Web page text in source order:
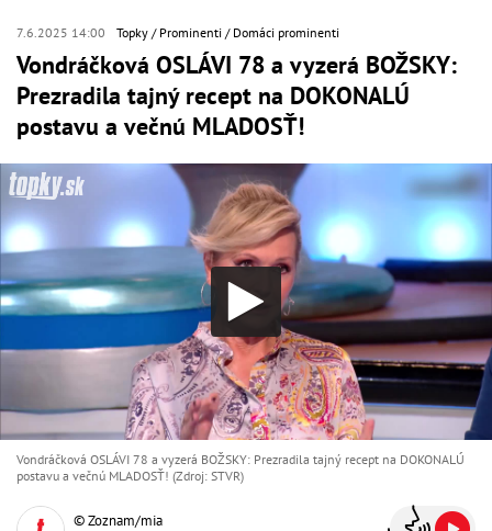
7.6.2025 14:00 Topky Prominenti Domáci prominenti
Vondráčková OSLÁVI 78 a vyzerá BOŽSKY:
Prezradila tajný recept na DOKONALÚ
postavu a večnú MLADOSŤ!
Vondráčková OSLÁVI 78 a vyzerá BOŽSKY: Prezradila tajný recept na DOKONALÚ
postavu a večnú MLADOSŤ! (Zdroj: STVR)
© Zoznam/mia